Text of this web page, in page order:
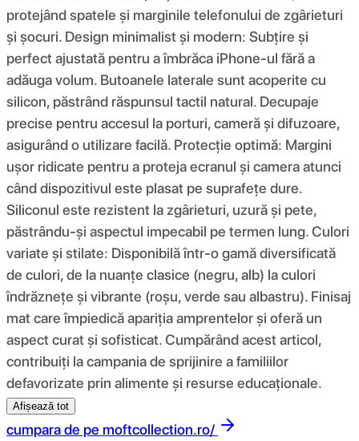
protejând spatele și marginile telefonului de zgârieturi
și șocuri. Design minimalist și modern: Subțire și
perfect ajustată pentru a îmbrăca iPhone-ul fără a
adăuga volum. Butoanele laterale sunt acoperite cu
silicon, păstrând răspunsul tactil natural. Decupaje
precise pentru accesul la porturi, cameră și difuzoare,
asigurând o utilizare facilă. Protecție optimă: Margini
ușor ridicate pentru a proteja ecranul și camera atunci
când dispozitivul este plasat pe suprafețe dure.
Siliconul este rezistent la zgârieturi, uzură și pete,
păstrându-și aspectul impecabil pe termen lung. Culori
variate și stilate: Disponibilă într-o gamă diversificată
de culori, de la nuanțe clasice (negru, alb) la culori
îndrăznețe și vibrante (roșu, verde sau albastru). Finisaj
mat care împiedică apariția amprentelor și oferă un
aspect curat și sofisticat. Cumpărând acest articol,
contribuiți la campania de sprijinire a familiilor
defavorizate prin alimente și resurse educaționale.
Afișează tot
cumpara de pe moftcollection.ro/